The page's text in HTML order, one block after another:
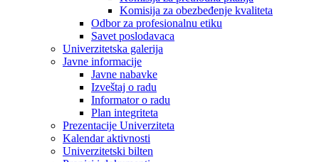
Komisija za obezbeđenje kvaliteta
Odbor za profesionalnu etiku
Savet poslodavaca
Univerzitetska galerija
Javne informacije
Javne nabavke
Izveštaj o radu
Informator o radu
Plan integriteta
Prezentacije Univerziteta
Kalendar aktivnosti
Univerzitetski bilten